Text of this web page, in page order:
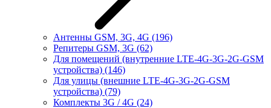
Антенны GSM, 3G, 4G (196)
Репитеры GSM, 3G (62)
Для помещений (внутренние LTE-4G-3G-2G-GSM
устройства) (146)
Для улицы (внешние LTE-4G-3G-2G-GSM
устройства) (79)
Комплекты 3G / 4G (24)